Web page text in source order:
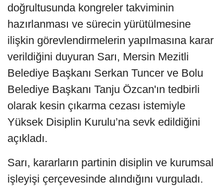
doğrultusunda kongreler takviminin
hazırlanması ve sürecin yürütülmesine
ilişkin görevlendirmelerin yapılmasına karar
verildiğini duyuran Sarı, Mersin Mezitli
Belediye Başkanı Serkan Tuncer ve Bolu
Belediye Başkanı Tanju Özcan'ın tedbirli
olarak kesin çıkarma cezası istemiyle
Yüksek Disiplin Kurulu’na sevk edildiğini
açıkladı.
Sarı, kararların partinin disiplin ve kurumsal
işleyişi çerçevesinde alındığını vurguladı.